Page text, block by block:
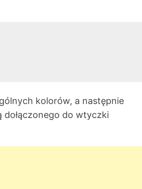
kolorów, a następnie
do wtyczki